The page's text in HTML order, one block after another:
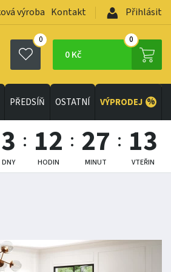
výroba Kontakt Přihlásit
0
0 Kč
0
PŘEDSÍŇ OSTATNÍ VÝPRODEJ %
3
DNY
12
HODIN
27
MINUT
12
VTEŘIN